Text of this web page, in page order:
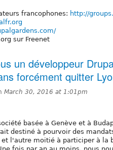
francophones: http://
sur Freenet
un développeur
forcément quitter
March 30, 2016 at 1:01pm
basée à Genève et à
destiné à pourvoir des
l'autre moitié à participer à la